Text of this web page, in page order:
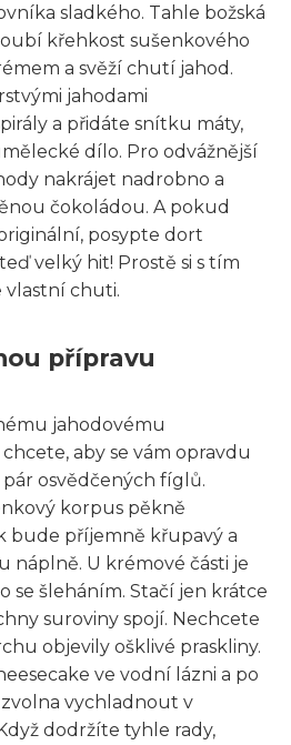
sladkého. Tahle božská
křehkost sušenkového
a svěží chutí jahod.
jahodami
a přidáte snítku máty,
dílo. Pro odvážnější
nakrájet nadrobno a
čokoládou. A pokud
posypte dort
velký hit! Prostě si s tím
vlastní chuti.
přípravu
jahodovému
aby se vám opravdu
osvědčených fíglů.
korpus pěkně
bude příjemně křupavý a
náplně. U krémové části je
se šleháním. Stačí jen krátce
suroviny spojí. Nechcete
objevily ošklivé praskliny.
ve vodní lázni a po
vychladnout v
dodržíte tyhle rady,